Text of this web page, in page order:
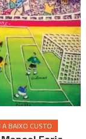
BAIXO CUSTO